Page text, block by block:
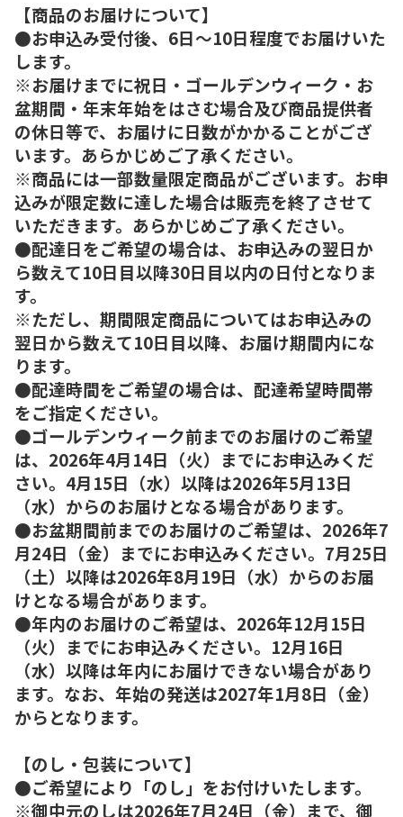
【商品のお届けについて】
●お申込み受付後、6日～10日程度でお届けいた
します。
※お届けまでに祝日・ゴールデンウィーク・お
盆期間・年末年始をはさむ場合及び商品提供者
の休日等で、お届けに日数がかかることがござ
います。あらかじめご了承ください。
※商品には一部数量限定商品がございます。お申
込みが限定数に達した場合は販売を終了させて
いただきます。あらかじめご了承ください。
●配達日をご希望の場合は、お申込みの翌日か
ら数えて10日目以降30日目以内の日付となりま
す。
※ただし、期間限定商品についてはお申込みの
翌日から数えて10日目以降、お届け期間内にな
ります。
●配達時間をご希望の場合は、配達希望時間帯
をご指定ください。
●ゴールデンウィーク前までのお届けのご希望
は、2026年4月14日（火）までにお申込みくだ
さい。4月15日（水）以降は2026年5月13日
（水）からのお届けとなる場合があります。
●お盆期間前までのお届けのご希望は、2026年7
月24日（金）までにお申込みください。7月25日
（土）以降は2026年8月19日（水）からのお届
けとなる場合があります。
●年内のお届けのご希望は、2026年12月15日
（火）までにお申込みください。12月16日
（水）以降は年内にお届けできない場合があり
ます。なお、年始の発送は2027年1月8日（金）
からとなります。
【のし・包装について】
●ご希望により「のし」をお付けいたします。
※御中元のしは2026年7月24日（金）まで、御